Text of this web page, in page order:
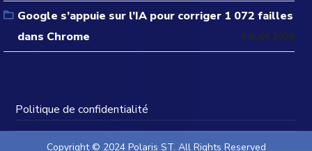
Google s’appuie sur l’IA pour corriger 1 072 failles
dans Chrome
4 août 2026
Politique de confidentialité
Copyright © 2024 Polaris ST. All Rights Reserved